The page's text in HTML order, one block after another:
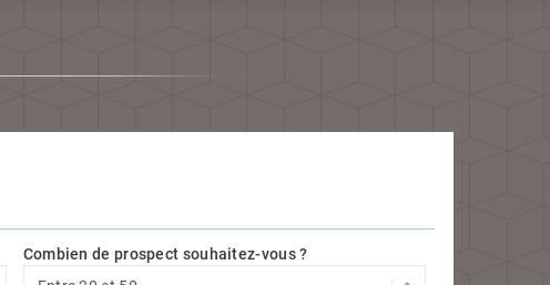
Combien de prospect souhaitez-vous ?